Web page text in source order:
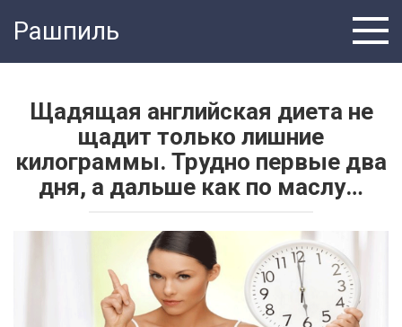
Рашпиль
Щадящая английская диета не
щадит только лишние
килограммы. Трудно первые два
дня, а дальше как по маслу…